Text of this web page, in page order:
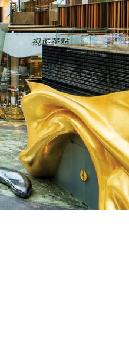
오 최초로 건축 및 구조 두
공간을 직접 연결하며, 다채
세심하게 설계되었습니다. 자